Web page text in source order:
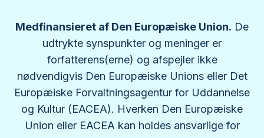
Medfinansieret af Den Europæiske Union. De
udtrykte synspunkter og meninger er
forfatterens(erne) og afspejler ikke
nødvendigvis Den Europæiske Unions eller Det
Europæiske Forvaltningsagentur for Uddannelse
og Kultur (EACEA). Hverken Den Europæiske
Union eller EACEA kan holdes ansvarlige for